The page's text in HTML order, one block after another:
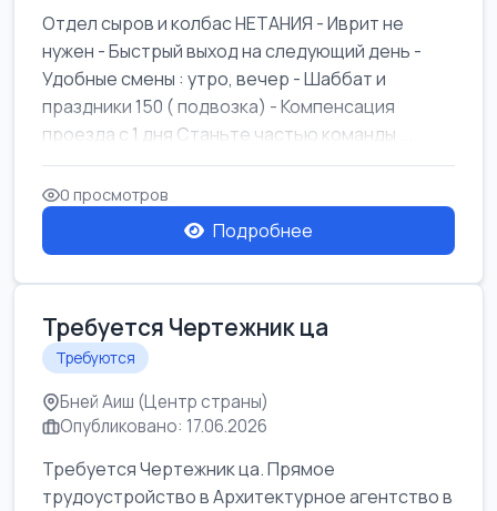
Отдел сыров и колбас НЕТАНИЯ - Иврит не
нужен - Быстрый выход на следующий день -
Удобные смены : утро, вечер - Шаббат и
праздники 150 ( подвозка) - Компенсация
проезда с 1 дня Станьте частью команды ...
0 просмотров
Подробнее
Требуется Чертежник ца
Требуются
Бней Аиш (Центр страны)
Опубликовано: 17.06.2026
Требуется Чертежник ца. Прямое
трудоустройство в Архитектурное агентство в